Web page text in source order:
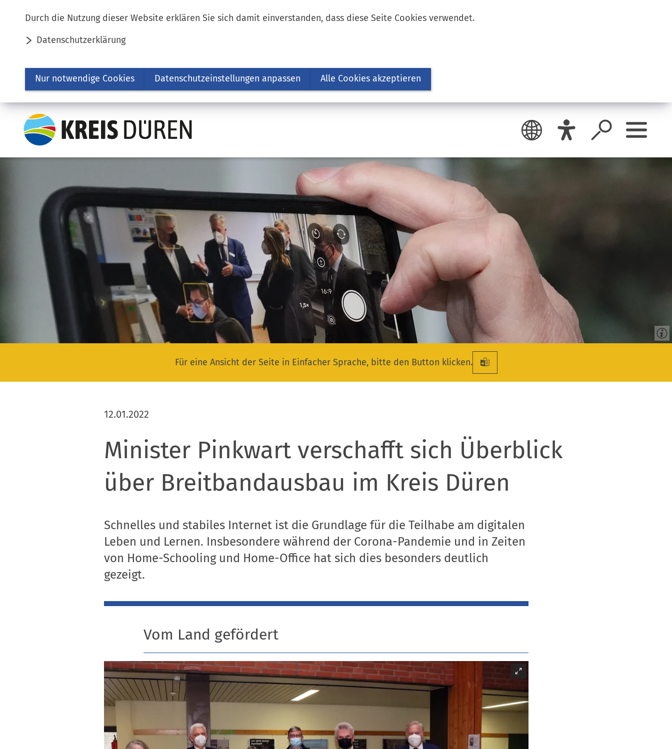
Durch die Nutzung dieser Website erklären Sie sich damit einverstanden, dass diese Seite Cookies verwendet.
Datenschutzerklärung
Nur notwendige Cookies Datenschutzeinstellungen anpassen Alle Cookies akzeptieren
Inhalt anspringen
Für eine Ansicht der Seite in Einfacher Sprache, bitte den Button klicken.
12.01.2022
Minister Pinkwart verschafft sich Überblick
über Breitbandausbau im Kreis Düren
Schnelles und stabiles Internet ist die Grundlage für die Teilhabe am digitalen
Leben und Lernen. Insbesondere während der Corona-Pandemie und in Zeiten
von Home-Schooling und Home-Office hat sich dies besonders deutlich
gezeigt.
Vom Land gefördert